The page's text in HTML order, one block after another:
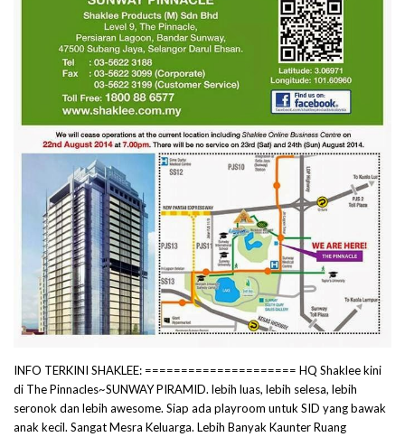
INFO TERKINI SHAKLEE: ===================== HQ Shaklee kini
di The Pinnacles~SUNWAY PIRAMID. lebih luas, lebih selesa, lebih
seronok dan lebih awesome. Siap ada playroom untuk SID yang bawak
anak kecil. Sangat Mesra Keluarga. Lebih Banyak Kaunter Ruang